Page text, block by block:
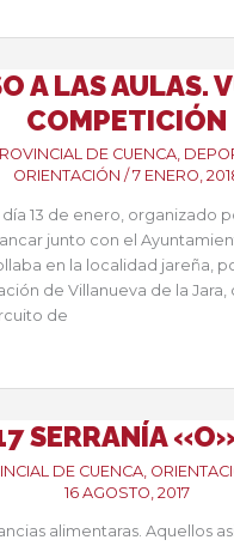
A LAS AULAS.
COMPETICIÓN
DE CUENCA,
ORIENTACIÓN / 7 ENERO,
día 13 de enero, organizado
junto con el
en la localidad jareña,
de Villanueva de la
de
SERRANÍA
DE CUENCA
16 AGOSTO, 2017
alimentaras. Aquellos